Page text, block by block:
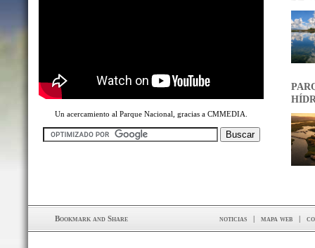
Un acercamiento al Parque Nacional, gracias a CMMEDIA.
noticias | mapa web |